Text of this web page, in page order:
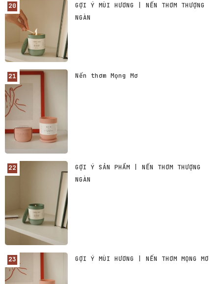
GỢI Ý MÙI HƯƠNG | NẾN THƠM THƯỢNG
NGÀN
Nến thơm Mọng Mơ
GỢI Ý SẢN PHẨM | NẾN THƠM THƯỢNG
NGÀN
GỢI Ý MÙI HƯƠNG | NẾN THƠM MỌNG MƠ